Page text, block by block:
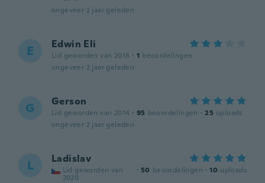
ongeveer 2 jaar geleden
E Edwin Eli
Lid geworden van 2018 · 1 beoordelingen
ongeveer 2 jaar geleden
G Gerson
Lid geworden van 2014 · 95 beoordelingen · 25 uploads
ongeveer 2 jaar geleden
L Ladislav
Lid geworden van
2020
· 50 beoordelingen · 10 uploads